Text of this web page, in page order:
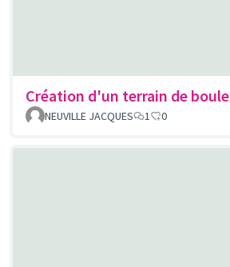
Création d'un terrain de boule
NEUVILLE JACQUES
1 0